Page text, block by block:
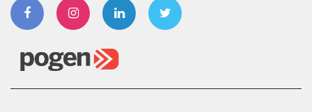
InstagramLinkedin